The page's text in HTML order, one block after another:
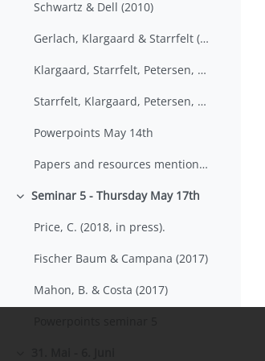
Schwartz & Dell (2010)
Gerlach, Klargaard & Starrfelt (2016)
Klargaard, Starrfelt, Petersen, & Gerlach (2016)
Starrfelt, Klargaard, Petersen, & Gerlach (2018)
Powerpoints May 14th
Papers and resources mentioned during class
Einklappen
Seminar 5 - Thursday May 17th
Price, C. (2018, in press).
Fischer Baum & Campana (2017)
Mahon, B. & Costa (2017)